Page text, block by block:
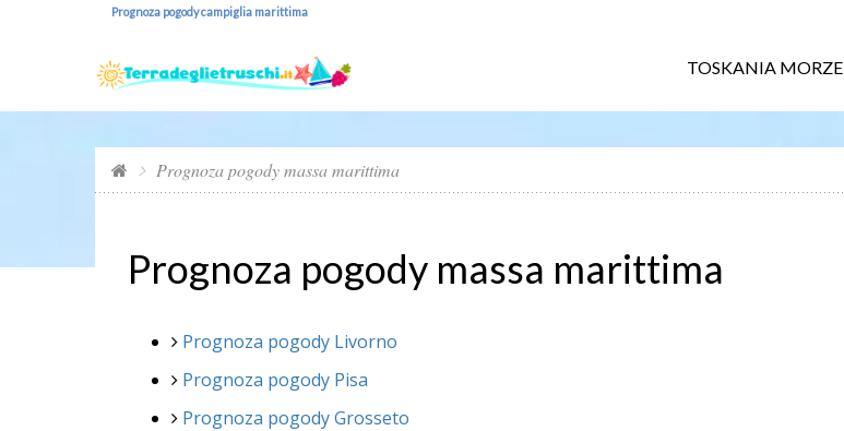
Prognoza pogody campiglia marittima
TOSKANIA MORZE
Prognoza pogody massa marittima
Prognoza pogody massa marittima
Prognoza pogody Livorno
Prognoza pogody Pisa
Prognoza pogody Grosseto